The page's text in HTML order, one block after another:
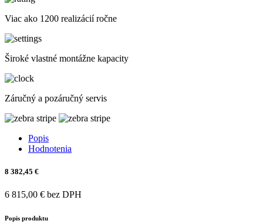
Viac ako 1200 realizácií ročne
Široké vlastné montážne kapacity
Záručný a pozáručný servis
Popis
Hodnotenia
8 382,45 €
6 815,00 € bez DPH
Popis produktu